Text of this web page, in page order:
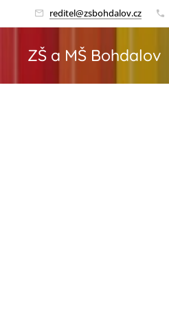
reditel@zsbohdalov.cz
ZŠ a MŠ Bohdalov